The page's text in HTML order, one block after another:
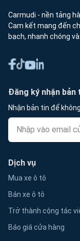
Carmudi - nền tảng
Cam kết mang đến
bạch, nhanh chóng
Đăng ký nhận bản
Nhận bản tin để
Dịch vụ
Mua xe ô tô
Bán xe ô tô
Trở thành cộng tác
Báo giá cửa hàng